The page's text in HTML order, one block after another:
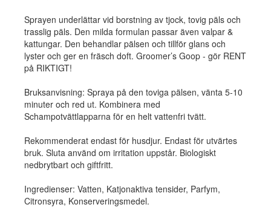
Sprayen underlättar vid borstning av tjock, tovig päls och
trasslig päls. Den milda formulan passar även valpar &
kattungar. Den behandlar pälsen och tillför glans och
lyster och ger en fräsch doft. Groomer’s Goop - gör RENT
på RIKTIGT!
Bruksanvisning: Spraya på den toviga pälsen, vänta 5-10
minuter och red ut. Kombinera med
Schampotvättlapparna för en helt vattenfri tvätt.
Rekommenderat endast för husdjur. Endast för utvärtes
bruk. Sluta använd om irritation uppstår. Biologiskt
nedbrytbart och giftfritt.
Ingredienser: Vatten, Katjonaktiva tensider, Parfym,
Citronsyra, Konserveringsmedel.